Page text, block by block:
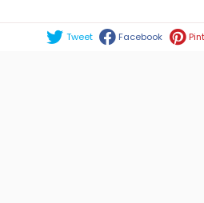
Tweet Facebook